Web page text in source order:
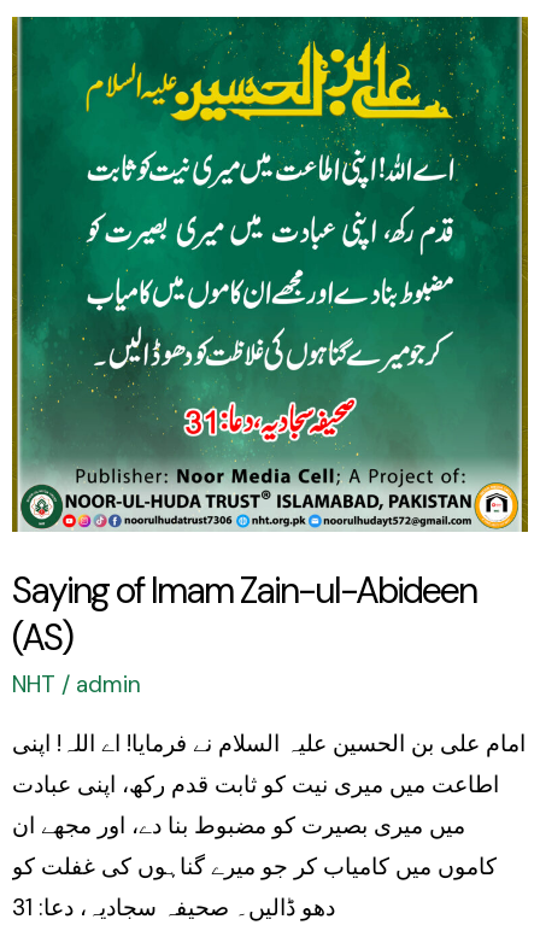
Saying of Imam Zain-ul-Abideen
(AS)
NHT / admin
امام علی بن الحسین علیہ السلام نے فرمایا! اے اللہ! اپنی
اطاعت میں میری نیت کو ثابت قدم رکھ، اپنی عبادت
میں میری بصیرت کو مضبوط بنا دے، اور مجھے ان
کاموں میں کامیاب کر جو میرے گناہوں کی غفلت کو
دھو ڈالیں۔ صحیفہ سجادیہ، دعا: 31
of
ul-
Abideen
(AS)